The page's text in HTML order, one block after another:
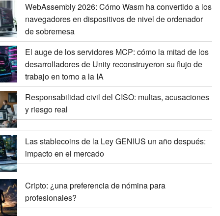
WebAssembly 2026: Cómo Wasm ha convertido a los
navegadores en dispositivos de nivel de ordenador
de sobremesa
El auge de los servidores MCP: cómo la mitad de los
desarrolladores de Unity reconstruyeron su flujo de
trabajo en torno a la IA
Responsabilidad civil del CISO: multas, acusaciones
y riesgo real
Las stablecoins de la Ley GENIUS un año después:
impacto en el mercado
Cripto: ¿una preferencia de nómina para
profesionales?